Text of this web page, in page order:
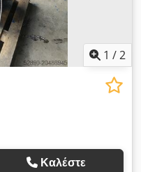
1 /2
Καλέστε